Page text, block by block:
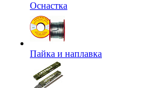
Оснастка
Пайка и наплавка